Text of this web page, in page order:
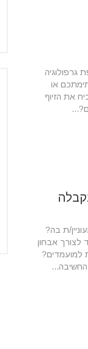
גרפולוגיה
או
את הזיוף
ת בה?
אבחון
למועמדים?